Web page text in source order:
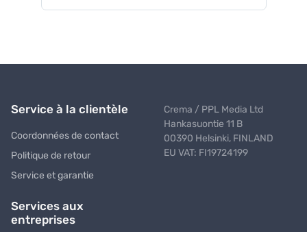
Service à la clientèle
Coordonnées de contact
Politique de retour
Service et garantie
Services aux
entreprises
Crema / PPL Media Ltd
Hankasuontie 11 B
00390 Helsinki, FINLAND
EU VAT: FI19724199